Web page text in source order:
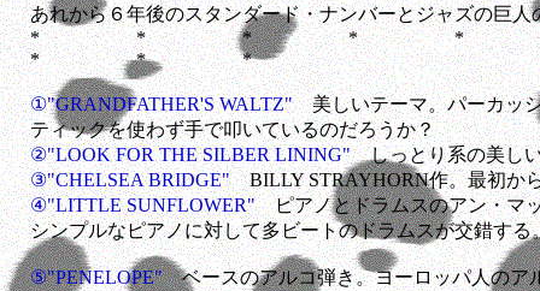
あれから６年後のスタンダード・ナンバーとジャズの巨人
* * * *
* * *
①"GRANDFATHER'S WALTZ"美しいテーマ。パーカッ
ティックを使わず手で叩いているのだろうか？
②"LOOK FOR THE SILBER LINING"しっとり系の美し
③"CHELSEA BRIDGE"BILLY STRAYHORN作。最初か
④"LITTLE SUNFLOWER"ピアノとドラムスのアン・マ
シンプルなピアノに対して多ビートのドラムスが交錯する
⑤"PENELOPE"ベースのアルコ弾き。ヨーロッパ人のア